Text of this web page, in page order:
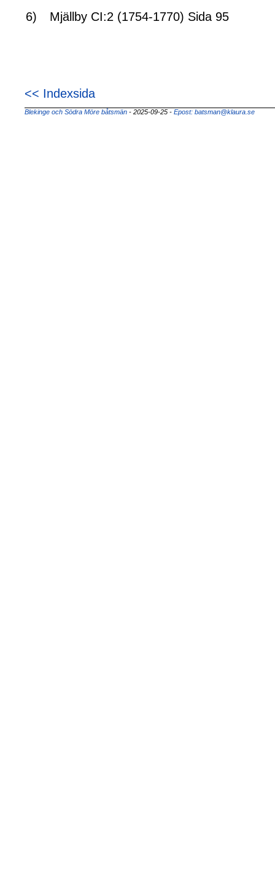
6) Mjällby CI:2 (1754-1770) Sida 95
<< Indexsida
Blekinge och Södra Möre båtsmän - 2025-09-25 - Epost: batsman@klaura.se